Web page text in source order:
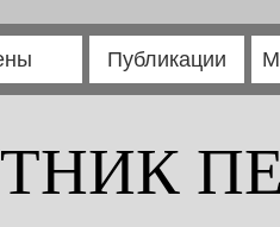
Публикации